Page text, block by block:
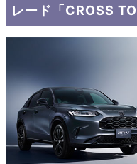
レード「CROSS